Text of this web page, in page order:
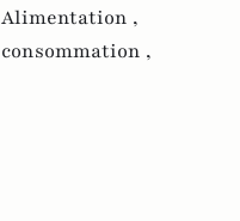
Alimentation ,
consommation ,